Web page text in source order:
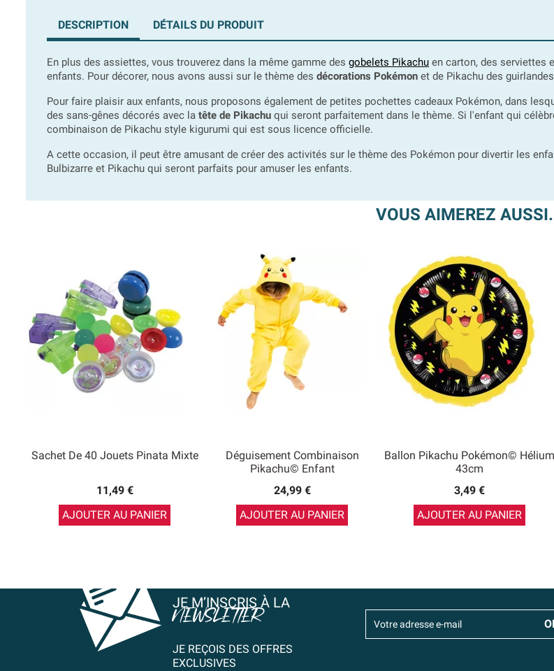
DESCRIPTION DÉTAILS DU PRODUIT
En plus des assiettes, vous trouverez dans la même gamme des gobelets Pikachu en carton, des serviettes
enfants. Pour décorer, nous avons aussi sur le thème des décorations Pokémon et de Pikachu des
Pour faire plaisir aux enfants, nous proposons également de petites pochettes cadeaux Pokémon, dans
des sans-gênes décorés avec la tête de Pikachu qui seront parfaitement dans le thème. Si l'enfant qui
combinaison de Pikachu style kigurumi qui est sous licence officielle.
A cette occasion, il peut être amusant de créer des activités sur le thème des Pokémon pour divertir les
Bulbizarre et Pikachu qui seront parfaits pour amuser les enfants.
VOUS AIMEREZ
Sachet De 40 Jouets Pinata Mixte
11,49 €
AJOUTER AU PANIER
Déguisement Combinaison
Pikachu© Enfant
24,99 €
AJOUTER AU PANIER
Ballon Pikachu Pokémon© Hélium
43cm
3,49 €
AJOUTER AU PANIER
JE M’INSCRIS À LA
NEWSLETTER
JE REÇOIS DES OFFRES
EXCLUSIVES